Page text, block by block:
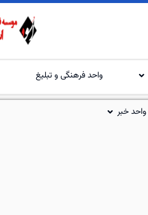
واحد فرهنگی و تبلیغ
واحد خبر